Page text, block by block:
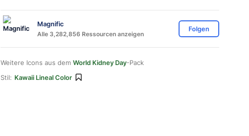
Magnific
Alle 3,282,856 Ressourcen anzeigen
Folgen
Weitere Icons aus dem World Kidney Day-Pack
Stil: Kawaii Lineal Color